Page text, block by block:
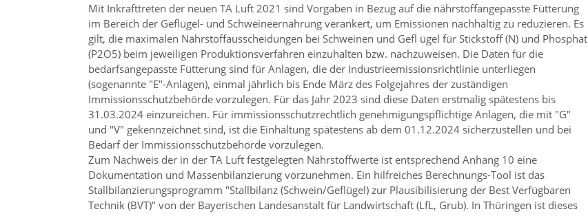
Mit Inkrafttreten der neuen TA Luft 2021 sind Vorgaben in Bezug auf die nährstoffangepasste Fütterung
im Bereich der Geflügel- und Schweineernährung verankert, um Emissionen nachhaltig zu reduzieren. Es
gilt, die maximalen Nährstoffausscheidungen bei Schweinen und Gefl ügel für Stickstoff (N) und Phosphat
(P2O5) beim jeweiligen Produktionsverfahren einzuhalten bzw. nachzuweisen. Die Daten für die
bedarfsangepasste Fütterung sind für Anlagen, die der Industrieemissionsrichtlinie unterliegen
(sogenannte E -Anlagen), einmal jährlich bis Ende März des Folgejahres der zuständigen
Immissionsschutzbehörde vorzulegen. Für das Jahr 2023 sind diese Daten erstmalig spätestens bis
31.03.2024 einzureichen. Für immissionsschutzrechtlich genehmigungspflichtige Anlagen, die mit G
und V gekennzeichnet sind, ist die Einhaltung spätestens ab dem 01.12.2024 sicherzustellen und bei
Bedarf der Immissionsschutzbehörde vorzulegen.
Zum Nachweis der in der TA Luft festgelegten Nährstoffwerte ist entsprechend Anhang 10 eine
Dokumentation und Massenbilanzierung vorzunehmen. Ein hilfreiches Berechnungs-Tool ist das
Stallbilanzierungsprogramm Stallbilanz (Schwein/Geflügel) zur Plausibilisierung der Best Verfügbaren
Technik (BVT) von der Bayerischen Landesanstalt für Landwirtschaft (LfL, Grub). In Thüringen ist dieses